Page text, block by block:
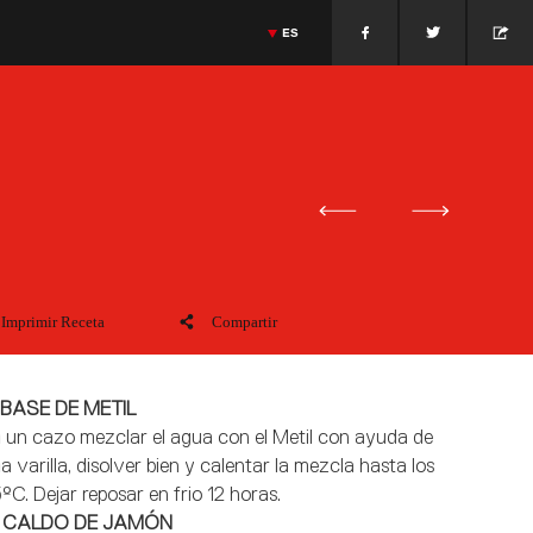
ES
Imprimir Receta Compartir
DE METIL
un cazo mezclar el agua con el Metil con ayuda de
varilla, disolver bien y calentar la mezcla hasta los
Dejar reposar en frio 12 horas.
DE JAMÓN